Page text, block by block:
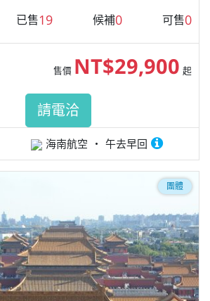
已售19 候補0 可售0
海南航空 午去早回
售價 NT$29,900 起
請電洽
團體